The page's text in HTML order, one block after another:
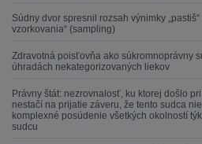
Súdny dvor spresnil rozsah výnimky
vzorkovania“ (sampling)
Zdravotná poisťovňa ako súkromnoprávny
úhradách nekategorizovaných liekov
Právny štát: nezrovnalosť, ku ktorej došlo
nestačí na prijatie záveru, že tento sudca
komplexné posúdenie všetkých okolností
sudcu